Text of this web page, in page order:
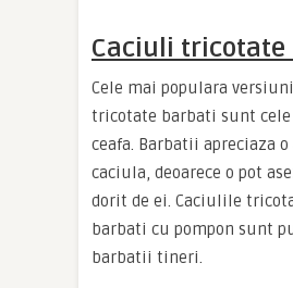
Caciuli tricotate
Cele mai populara
tricotate barbati sunt cele
ceafa. Barbatii apreciaza
caciula, deoarece o pot
dorit de ei. Caciulile
barbati cu pompon sunt
barbatii tineri.